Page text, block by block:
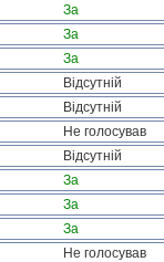
За
За
За
Відсутній
Відсутній
Не голосував
Відсутній
За
За
За
Не голосував